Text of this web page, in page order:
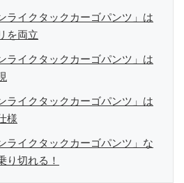
ライクタックカーゴパンツ」は
を両立
ライクタックカーゴパンツ」は
ライクタックカーゴパンツ」は
様
ライクタックカーゴパンツ」な
り切れる！